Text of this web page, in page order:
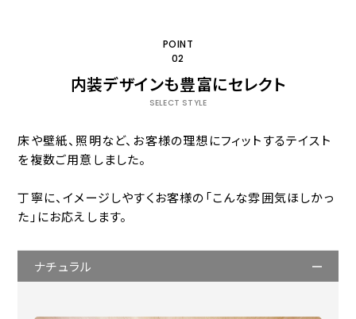
POINT
02
内装デザインも豊富にセレクト
SELECT STYLE
床や壁紙、照明など、お客様の理想にフィットするテイスト
を複数ご用意しました。
丁寧に、イメージしやすくお客様の「こんな雰囲気ほしかっ
た」にお応えします。
ナチュラル